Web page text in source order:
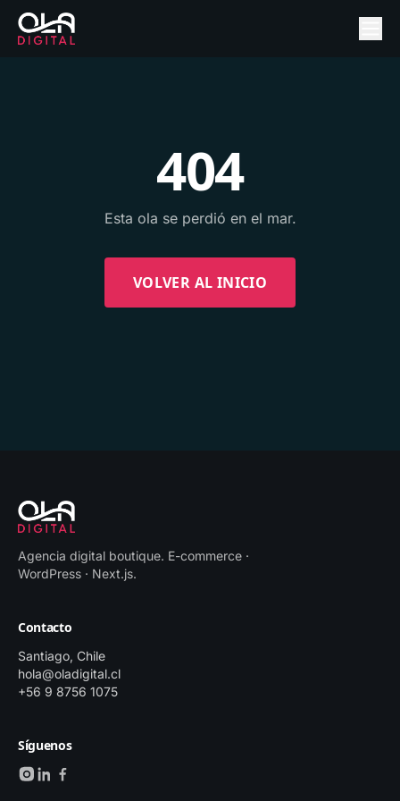
404
Esta ola se perdió en el mar.
VOLVER AL INICIO
Agencia digital boutique. E-commerce ·
WordPress · Next.js.
Contacto
Santiago, Chile
hola@oladigital.cl
+56 9 8756 1075
Síguenos